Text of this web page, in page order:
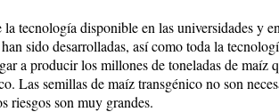
la tecnología disponible en las uni­versidades y
sido desarrolladas, así como toda la
a producir los millones de toneladas de maíz
Las semillas de maíz transgénico no son
riesgos son muy grandes.